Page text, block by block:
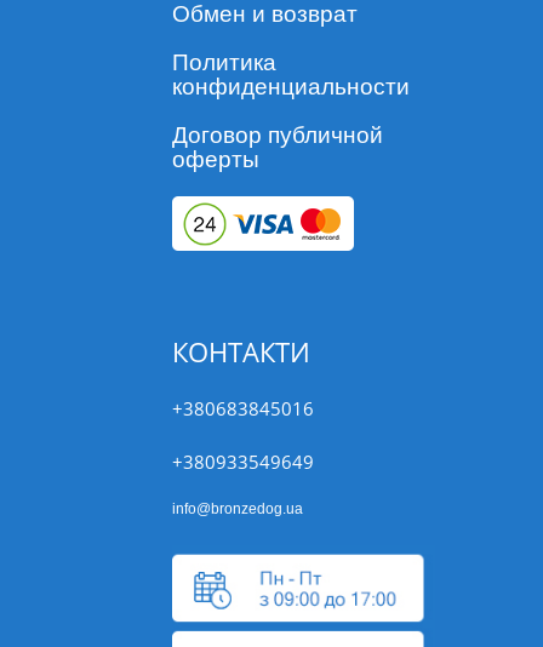
Обмен и возврат
Политика
конфиденциальности
Договор публичной
оферты
КОНТАКТИ
+380683845016
+380933549649
info@bronzedog.ua